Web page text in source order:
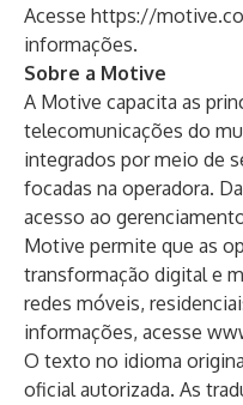
Acesse https://
informações.
Sobre a Motive
A Motive capacita as
telecomunicações do
integrados por meio de
focadas na operadora.
acesso ao
Motive permite que as
transformação digital e
redes móveis,
informações, acesse
O texto no idioma
oficial autorizada. As